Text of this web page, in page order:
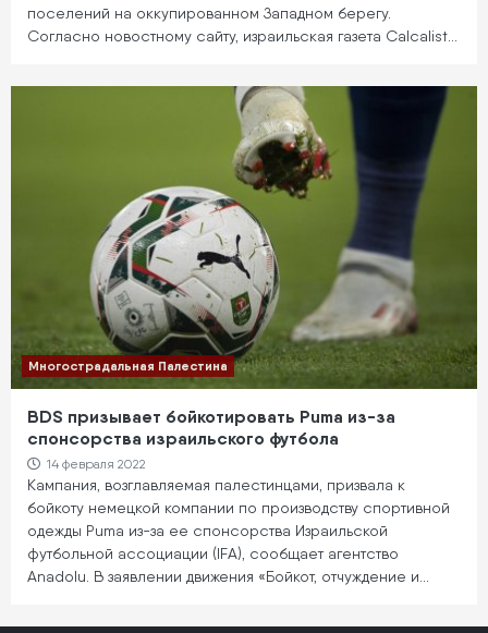
поселений на оккупированном Западном берегу.
Согласно новостному сайту, израильская газета Calcalist…
Многострадальная Палестина
BDS призывает бойкотировать Puma из-за
спонсорства израильского футбола
14 февраля 2022
Кампания, возглавляемая палестинцами, призвала к
бойкоту немецкой компании по производству спортивной
одежды Puma из-за ее спонсорства Израильской
футбольной ассоциации (IFA), сообщает агентство
Anadolu. В заявлении движения «Бойкот, отчуждение и…